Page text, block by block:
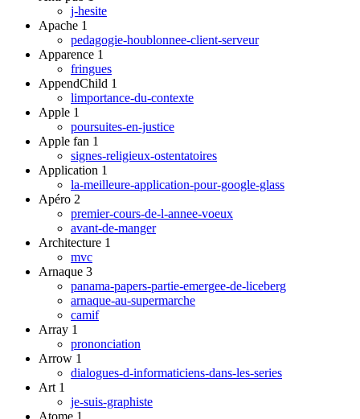
j-hesite
Apache 1
pedagogie-houblonnee-client-serveur
Apparence 1
fringues
AppendChild 1
limportance-du-contexte
Apple 1
poursuites-en-justice
Apple fan 1
signes-religieux-ostentatoires
Application 1
la-meilleure-application-pour-google-glass
Apéro 2
premier-cours-de-l-annee-voeux
avant-de-manger
Architecture 1
mvc
Arnaque 3
panama-papers-partie-emergee-de-liceberg
arnaque-au-supermarche
camif
Array 1
prononciation
Arrow 1
dialogues-d-informaticiens-dans-les-series
Art 1
je-suis-graphiste
Atome 1